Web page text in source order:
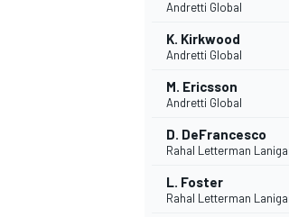
Andretti Global
K. Kirkwood
Andretti Global
M. Ericsson
Andretti Global
D. DeFrancesco
Rahal Letterman
L. Foster
Rahal Letterman